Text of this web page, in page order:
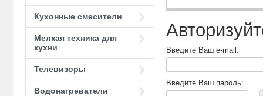
Кухонные смесители
Мелкая техника для
кухни
Телевизоры
Водонагреватели
Введите Ваш e-mail:
Введите Ваш пароль: